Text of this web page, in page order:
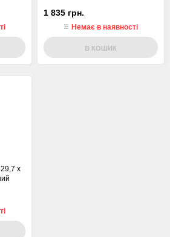
1 835 грн.
Немає в наявності
В КОШИК
х